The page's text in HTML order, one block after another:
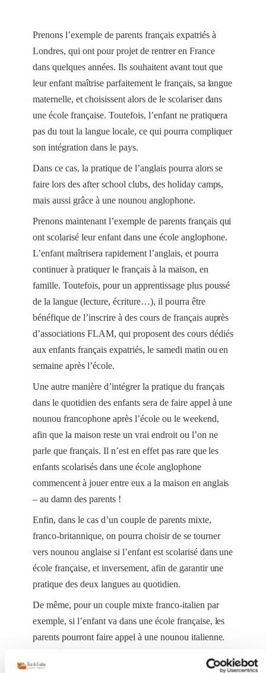
Prenons l’exemple de parents français expatriés à
Londres, qui ont pour projet de rentrer en France
dans quelques années. Ils souhaitent avant tout que
leur enfant maîtrise parfaitement le français, sa langue
maternelle, et choisissent alors de le scolariser dans
une école française. Toutefois, l’enfant ne pratiquera
pas du tout la langue locale, ce qui pourra compliquer
son intégration dans le pays.
Dans ce cas, la pratique de l’anglais pourra alors se
faire lors des after school clubs, des holiday camps,
mais aussi grâce à une nounou anglophone.
Prenons maintenant l’exemple de parents français qui
ont scolarisé leur enfant dans une école anglophone.
L’enfant maîtrisera rapidement l’anglais, et pourra
continuer à pratiquer le français à la maison, en
famille. Toutefois, pour un apprentissage plus poussé
de la langue (lecture, écriture…), il pourra être
bénéfique de l’inscrire à des cours de français auprès
d’associations FLAM, qui proposent des cours dédiés
aux enfants français expatriés, le samedi matin ou en
semaine après l’école.
Une autre manière d’intégrer la pratique du français
dans le quotidien des enfants sera de faire appel à une
nounou francophone après l’école ou le weekend,
afin que la maison reste un vrai endroit ou l’on ne
parle que français. Il n’est en effet pas rare que les
enfants scolarisés dans une école anglophone
commencent à jouer entre eux a la maison en anglais
– au damn des parents !
Enfin, dans le cas d’un couple de parents mixte,
franco-britannique, on pourra choisir de se tourner
vers nounou anglaise si l’enfant est scolarisé dans une
école française, et inversement, afin de garantir une
pratique des deux langues au quotidien.
De même, pour un couple mixte franco-italien par
exemple, si l’enfant va dans une école française, les
parents pourront faire appel à une nounou italienne.
Quant à la pratique de l’anglais, elle pourra alors se
faire à travers les after school clubs et les holidays